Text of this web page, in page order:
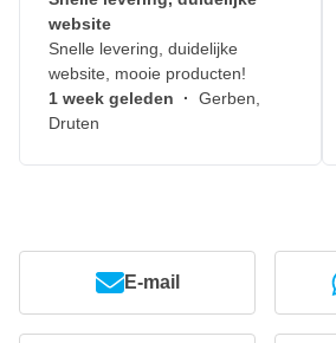
website
Snelle levering, duidelijke
website, mooie producten!
1 week geleden · Gerben,
Druten
E-mail